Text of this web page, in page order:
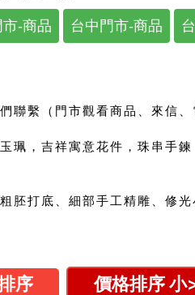
-商品 台中門市-商品
繫（門市觀看商品、來信
，吉祥寓意花件，珠串手鍊
胚打底、細部手工精雕、修
序 價格排序 小